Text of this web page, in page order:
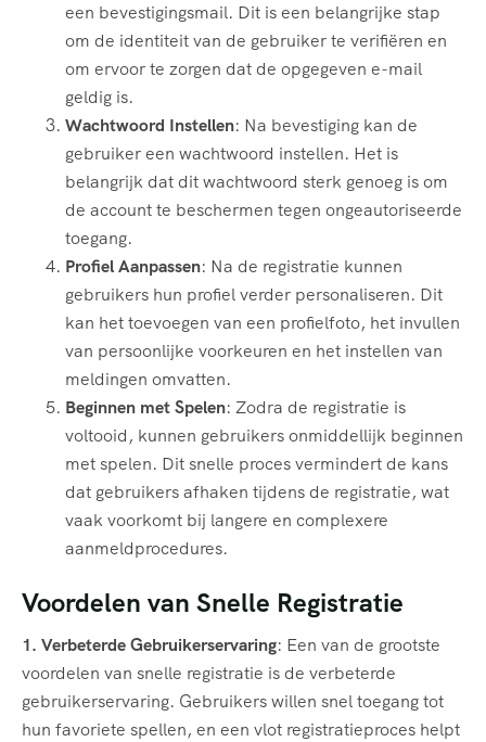
een bevestigingsmail. Dit is een belangrijke stap
om de identiteit van de gebruiker te verifiëren en
om ervoor te zorgen dat de opgegeven e-mail
geldig is.
Wachtwoord Instellen: Na bevestiging kan de
gebruiker een wachtwoord instellen. Het is
belangrijk dat dit wachtwoord sterk genoeg is om
de account te beschermen tegen ongeautoriseerde
toegang.
Profiel Aanpassen: Na de registratie kunnen
gebruikers hun profiel verder personaliseren. Dit
kan het toevoegen van een profielfoto, het invullen
van persoonlijke voorkeuren en het instellen van
meldingen omvatten.
Beginnen met Spelen: Zodra de registratie is
voltooid, kunnen gebruikers onmiddellijk beginnen
met spelen. Dit snelle proces vermindert de kans
dat gebruikers afhaken tijdens de registratie, wat
vaak voorkomt bij langere en complexere
aanmeldprocedures.
Voordelen van Snelle Registratie
1. Verbeterde Gebruikerservaring: Een van de grootste
voordelen van snelle registratie is de verbeterde
gebruikerservaring. Gebruikers willen snel toegang tot
hun favoriete spellen, en een vlot registratieproces helpt